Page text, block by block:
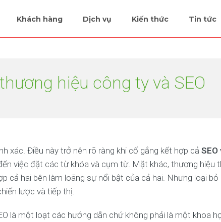
Khách hàng Dịch vụ Kiến thức Tin tức
hiệu công ty và SEO
xác. Điều này trở nên rõ ràng khi cố gắng kết hợp cả
việc đặt các từ khóa và cụm từ. Mặt khác, thương hiệu
cả hai bên làm loãng sự nổi bật của cả hai. Nhưng loại
lược và tiếp thị.
là một loạt các hướng dẫn chứ không phải là một khoa